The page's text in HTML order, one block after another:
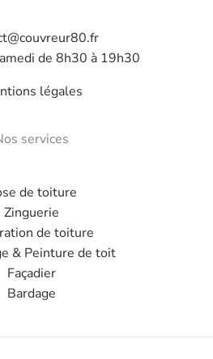
de 8h30 à 19h30
légales
services
de toiture
Zinguerie
de toiture
& Peinture de toit
Façadier
Bardage